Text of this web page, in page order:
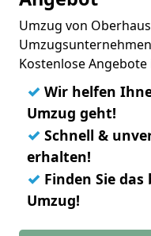
Umzug von
Kostenlose Angebote
✓ Wir helfen
Umzug geht!
✓ Schnell &
erhalten!
✓ Finden Sie
Umzug!